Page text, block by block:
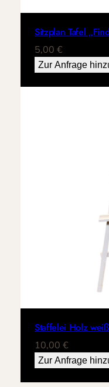
Sitzplan Tafel
5,00 €
Zur Anfrage
Staffelei Holz
10,00 €
Zur Anfrage